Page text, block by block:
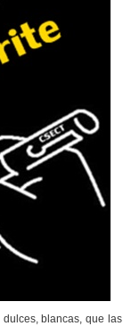
blancas, que las